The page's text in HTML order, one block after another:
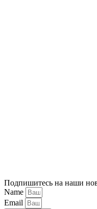
Подпишитесь на наши
Name
Email